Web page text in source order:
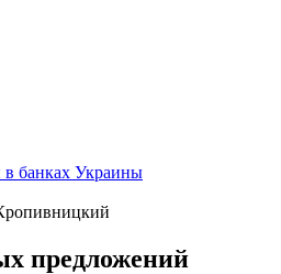
банках Украины
предложений